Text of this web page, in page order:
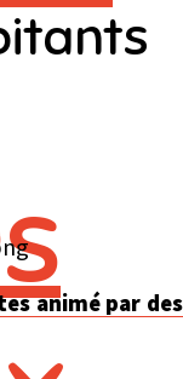
animé par des